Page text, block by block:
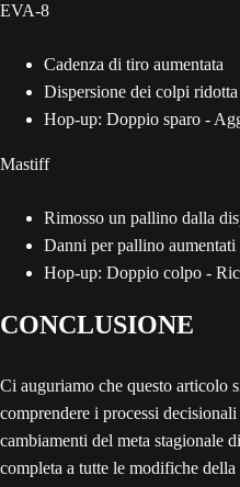
EVA-8
Cadenza di tiro aumentata
Dispersione dei colpi ridotta
Hop-up: Doppio sparo -
Mastiff
Rimosso un pallino dalla
Danni per pallino
Hop-up: Doppio colpo -
CONCLUSIONE
Ci auguriamo che questo articolo
comprendere i processi
cambiamenti del meta stagionale
completa a tutte le modifiche